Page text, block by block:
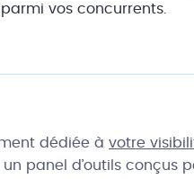
vos concurrents.
dédiée à votre
panel d’outils conçus